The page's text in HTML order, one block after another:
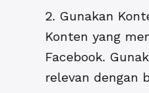
2. Gunakan
Konten yang
Facebook.
relevan dengan